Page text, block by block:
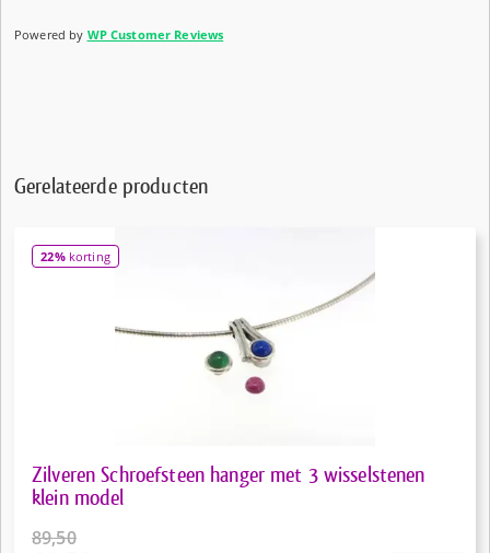
Powered by WP Customer Reviews
Gerelateerde producten
22%korting
Zilveren Schroefsteen hanger met 3 wisselstenen
klein model
89,50